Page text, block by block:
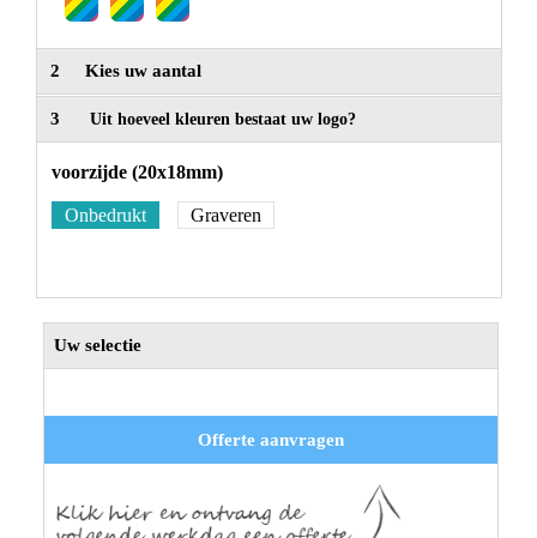
2 Kies uw aantal
3 Uit hoeveel kleuren bestaat uw logo?
voorzijde (20x18mm)
Onbedrukt Graveren
Uw selectie
Offerte aanvragen